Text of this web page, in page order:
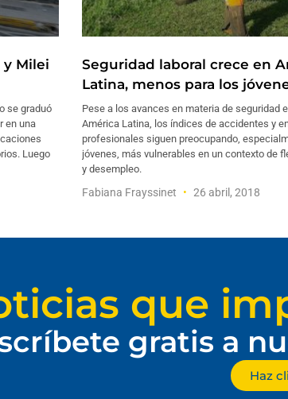
Milei
se graduó
en una
Luego
Seguridad laboral crece en
Latina, menos para los
Pese a los avances en materia de seguridad
América Latina, los índices de accidentes y
profesionales siguen preocupando,
jóvenes, más vulnerables en un contexto de
y desempleo.
Fabiana Frayssinet 26 abril, 2018
que
gratis a
Haz